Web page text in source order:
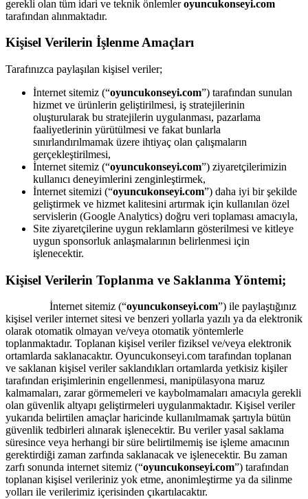
gerekli olan tüm idari ve teknik önlemleroyuncukonseyi.com
tarafından alınmaktadır.
Kişisel Verilerin İşlenme Amaçları
Tarafınızca paylaşılan kişisel veriler;
İnternet sitemiz (“oyuncukonseyi.com”) tarafından sunulan
hizmet ve ürünlerin geliştirilmesi, iş stratejilerinin
oluşturularak bu stratejilerin uygulanması, pazarlama
faaliyetlerinin yürütülmesi ve fakat bunlarla
sınırlandırılmamak üzere ihtiyaç olan çalışmaların
gerçekleştirilmesi,
İnternet sitemiz (“oyuncukonseyi.com”) ziyaretçilerimizin
kullanıcı deneyimlerini zenginleştirmek,
İnternet sitemizi (“oyuncukonseyi.com”) daha iyi bir şekilde
geliştirmek ve hizmet kalitesini artırmak için kullanılan özel
servislerin (Google Analytics) doğru veri toplaması amacıyla,
Site ziyaretçilerine uygun reklamların gösterilmesi ve kitleye
uygun sponsorluk anlaşmalarının belirlenmesi için
işlenecektir.
Kişisel Verilerin Toplanma ve Saklanma Yöntemi;
İnternet sitemiz (“oyuncukonseyi.com”) ile paylaştığınız
kişisel veriler internet sitesi ve benzeri yollarla yazılı ya da elektronik
olarak otomatik olmayan ve/veya otomatik yöntemlerle
toplanmaktadır. Toplanan kişisel veriler fiziksel ve/veya elektronik
ortamlarda saklanacaktır. Oyuncukonseyi.com tarafından toplanan
ve saklanan kişisel veriler saklandıkları ortamlarda yetkisiz kişiler
tarafından erişimlerinin engellenmesi, manipülasyona maruz
kalmamaları, zarar görmemeleri ve kaybolmamaları amacıyla gerekli
olan güvenlik altyapı geliştirmeleri uygulanmaktadır. Kişisel veriler
yukarıda belirtilen amaçlar haricinde kullanılmamak şartıyla bütün
güvenlik tedbirleri alınarak işlenecektir. Bu veriler yasal saklama
süresince veya herhangi bir süre belirtilmemiş ise işleme amacının
gerektirdiği zaman zarfında saklanacak ve işlenecektir. Bu zaman
zarfı sonunda internet sitemiz (“oyuncukonseyi.com”) tarafından
toplanan kişisel verileriniz yok etme, anonimleştirme ya da silinme
yolları ile verilerimiz içerisinden çıkartılacaktır.